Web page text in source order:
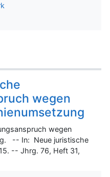
wegen
wegen
-- In: Neue juristische
-- Jhrg. 76, Heft 31,